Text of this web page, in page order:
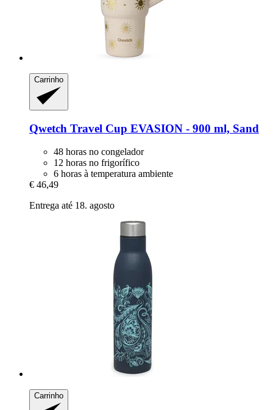
Carrinho
Qwetch Travel Cup EVASION -​ 900 ml, Sand
48 horas no congelador
12 horas no frigorífico
6 horas à temperatura ambiente
€ 46,49
Entrega até 18. agosto
Carrinho